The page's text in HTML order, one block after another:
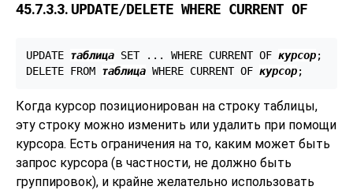
45.7.3.3. UPDATE/DELETE WHERE CURRENT OF
UPDATE таблица SET ... WHERE CURRENT OF курсор;
DELETE FROM таблица WHERE CURRENT OF курсор;
Когда курсор позиционирован на строку таблицы,
эту строку можно изменить или удалить при помощи
курсора. Есть ограничения на то, каким может быть
запрос курсора (в частности, не должно быть
группировок), и крайне желательно использовать